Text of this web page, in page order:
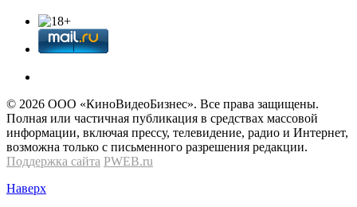
© 2026 OOО «КиноВидеоБизнес». Все права защищены.
Полная или частичная публикация в средствах массовой
информации, включая прессу, телевидение, радио и Интернет,
возможна только с письменного разрешения редакции.
Поддержка сайта PWEB.ru
Наверх